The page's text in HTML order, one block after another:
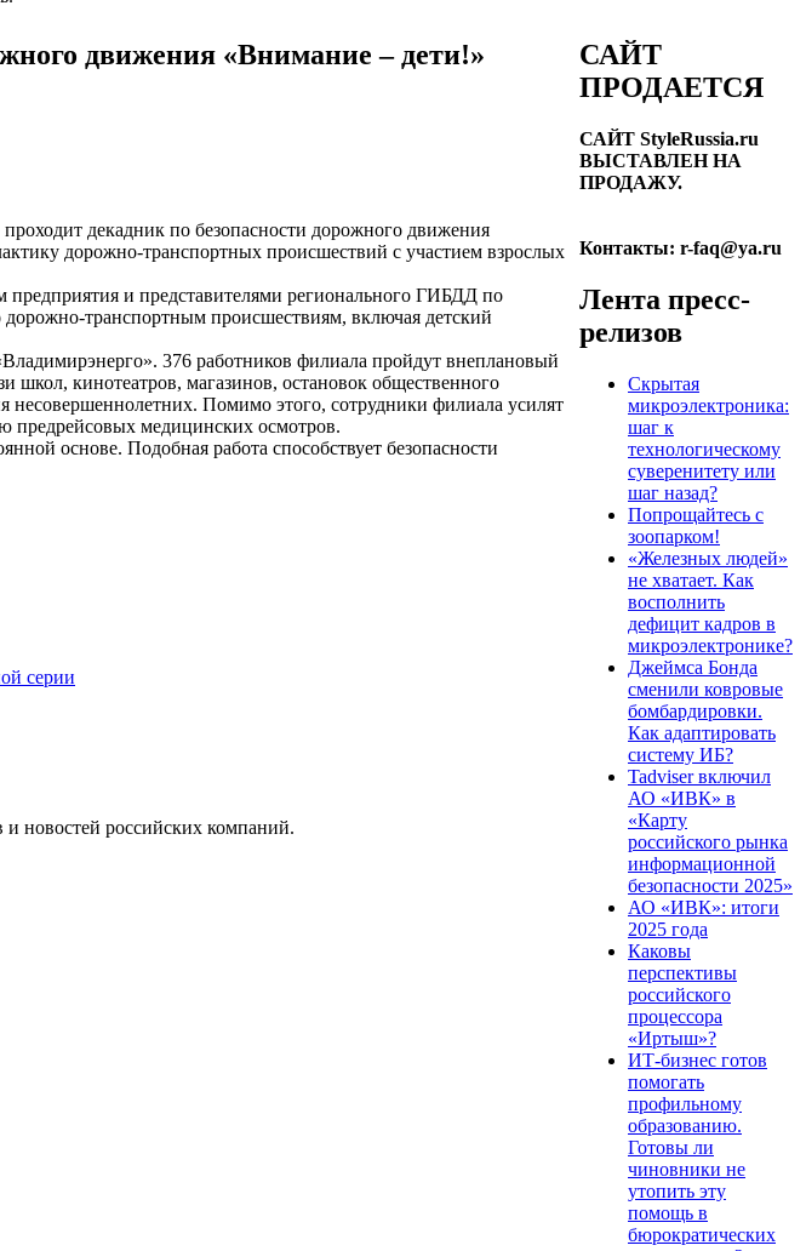
движения «Внимание – дети!»
декадник по безопасности дорожного движения
дорожно-транспортных происшествий с участием взрослых
предприятия и представителями регионального ГИБДД по
транспортным происшествиям, включая детский
376 работников филиала пройдут внеплановый
кинотеатров, магазинов, остановок общественного
несовершеннолетних. Помимо этого, сотрудники филиала усилят
предрейсовых медицинских осмотров.
основе. Подобная работа способствует безопасности
серии
новостей российских компаний.
САЙТ
ПРОДАЕТСЯ
САЙТ StyleRussia.ru
ВЫСТАВЛЕН НА
ПРОДАЖУ.
Контакты: r-faq@ya.ru
Лента пресс-
релизов
Скрытая
микроэлектроника:
шаг к
технологическому
суверенитету или
шаг назад?
Попрощайтесь с
зоопарком!
«Железных людей»
не хватает. Как
восполнить
дефицит кадров в
микроэлектронике?
Джеймса Бонда
сменили ковровые
бомбардировки.
Как адаптировать
систему ИБ?
Tadviser включил
АО «ИВК» в
«Карту
российского рынка
информационной
безопасности 2025»
АО «ИВК»: итоги
2025 года
Каковы
перспективы
российского
процессора
«Иртыш»?
ИТ-бизнес готов
помогать
профильному
образованию.
Готовы ли
чиновники не
утопить эту
помощь в
бюрократических